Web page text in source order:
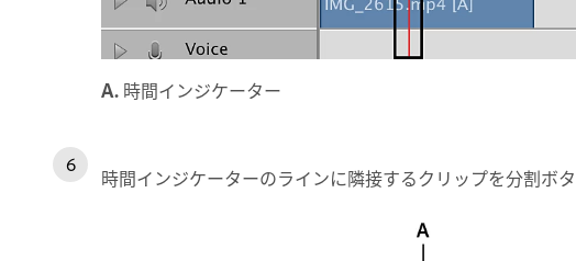
A. 時間インジケーター
時間インジケーターのラインに隣接するクリップを分割ボ